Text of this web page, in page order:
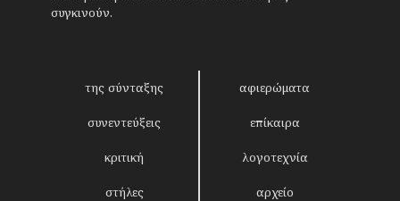
συγκινούν.
της σύνταξης αφιερώματα
συνεντεύξεις επίκαιρα
κριτική λογοτεχνία
στήλες αρχείο